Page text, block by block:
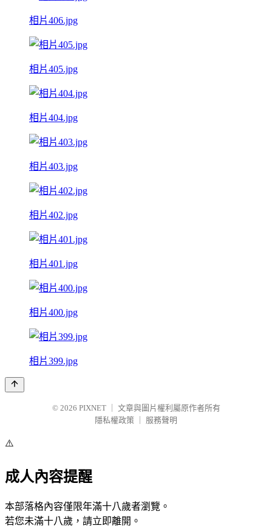
相片406.jpg
相片405.jpg
相片404.jpg
相片403.jpg
相片402.jpg
相片401.jpg
相片400.jpg
相片399.jpg
© 2026 PIXNET
文章與圖片權利屬原作者所有
隱私權政策
服務聲明
⚠️
成人內容提醒
本部落格內容僅限年滿十八歲者瀏覽。
若您未滿十八歲，請立即離開。